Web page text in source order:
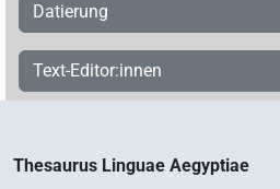
Datierung
Text-Editor:innen
Thesaurus Linguae Aegyptiae